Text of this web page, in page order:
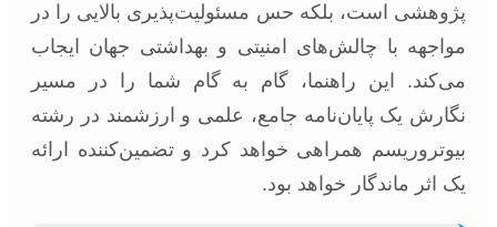
پژوهشی است، بلکه حس مسئولیت‌پذیری بالایی را در
مواجهه با چالش‌های امنیتی و بهداشتی جهان ایجاب
می‌کند. این راهنما، گام به گام شما را در مسیر
نگارش یک پایان‌نامه جامع، علمی و ارزشمند در رشته
بیوتروریسم همراهی خواهد کرد و تضمین‌کننده ارائه
یک اثر ماندگار خواهد بود.